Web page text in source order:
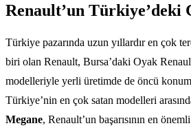
Renault’un Türkiye’deki
Türkiye pazarında uzun yıllardır en çok
biri olan Renault, Bursa’daki Oyak
modelleriyle yerli üretimde de öncü
Türkiye’nin en çok satan modelleri
Megane, Renault’un başarısının en